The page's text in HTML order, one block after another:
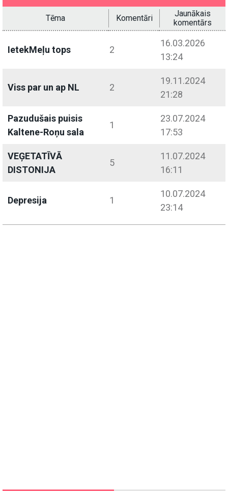
Tēma Komentāri
Jaunākais
komentārs
IetekMeļu tops 2
16.03.2026
13:24
Viss par un ap NL 2
19.11.2024
21:28
Pazudušais puisis
Kaltene-Roņu sala
1
23.07.2024
17:53
VEĢETATĪVĀ
DISTONIJA
5
11.07.2024
16:11
Depresija 1
10.07.2024
23:14